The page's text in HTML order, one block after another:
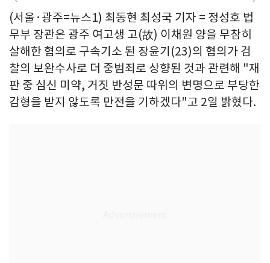
(서울·광주=뉴스1) 최동현 최성국 기자 = 정성호 법
무부 장관은 광주 여고생 고(故) 이채원 양을 무참히
살해한 혐의로 구속기소 된 장윤기(23)의 혐의가 검
찰의 보완수사로 더 중범죄로 상향된 것과 관련해 "재
판 중 심신 미약, 거짓 반성문 따위의 변명으로 부당한
감형을 받지 않도록 만전을 기하겠다"고 2일 밝혔다.